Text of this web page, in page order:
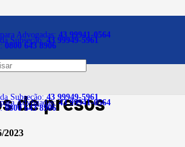
Advogadas: 43 99941-0564
Subseção:43 99949-5961
0800 643 8906
Subseção:43 99949-5961
Advogadas:43 99941-0564
0800 643 8906
mutirões
para revisar
de presos
2023